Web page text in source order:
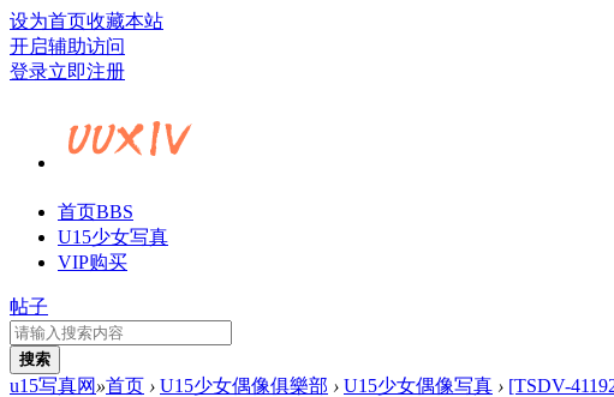
设为首页收藏本站
开启辅助访问
登录立即注册
首页BBS
U15少女写真
VIP购买
帖子
搜索
u15写真网 »首页 › U15少女偶像俱樂部 › U15少女偶像写真 › [TSDV-